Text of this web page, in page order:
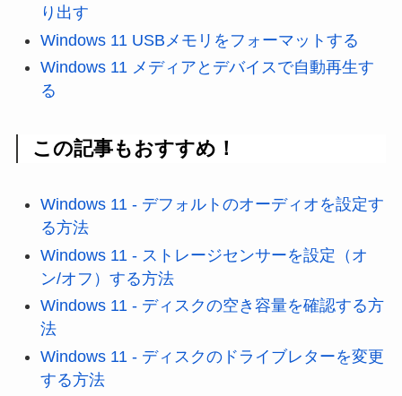
り出す
Windows 11 USBメモリをフォーマットする
Windows 11 メディアとデバイスで自動再生す
る
この記事もおすすめ！
Windows 11 - デフォルトのオーディオを設定す
る方法
Windows 11 - ストレージセンサーを設定（オ
ン/オフ）する方法
Windows 11 - ディスクの空き容量を確認する方
法
Windows 11 - ディスクのドライブレターを変更
する方法